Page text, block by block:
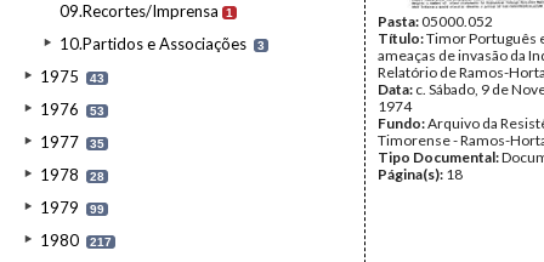
09.Recortes/Imprensa 1
10.Partidos e Associações 3
1975 43
1976 53
1977 35
1978 28
1979 99
1980 217
Pasta:05000.052
Título:Timor Português
ameaças de invasão da
Relatório de Ramos-
Data: c. Sábado, 9 de
1974
Fundo:Arquivo da
Timorense - Ramos-
Tipo Documental:
Página(s): 18